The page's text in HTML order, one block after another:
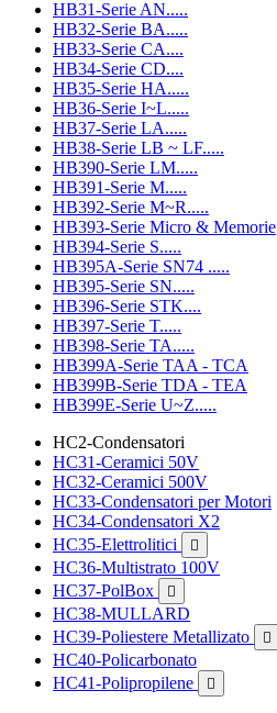
HB31-Serie AN.....
HB32-Serie BA.....
HB33-Serie CA....
HB34-Serie CD....
HB35-Serie HA.....
HB36-Serie I~L.....
HB37-Serie LA.....
HB38-Serie LB ~ LF.....
HB390-Serie LM.....
HB391-Serie M.....
HB392-Serie M~R.....
HB393-Serie Micro & Memorie
HB394-Serie S.....
HB395A-Serie SN74 .....
HB395-Serie SN.....
HB396-Serie STK....
HB397-Serie T.....
HB398-Serie TA.....
HB399A-Serie TAA - TCA
HB399B-Serie TDA - TEA
HB399E-Serie U~Z.....
HC2-Condensatori
HC31-Ceramici 50V
HC32-Ceramici 500V
HC33-Condensatori per Motori
HC34-Condensatori X2
HC35-Elettrolitici

HC36-Multistrato 100V
HC37-PolBox

HC38-MULLARD
HC39-Poliestere Metallizato

HC40-Policarbonato
HC41-Polipropilene
